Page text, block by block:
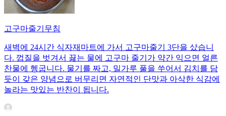
고구마줄기무침
새벽에 24시간 식자재마트에 가서 고구마줄기 3단을 샀습니
다. 껍질을 벗겨서 끓는 물에 고구마 줄기가 약간 익으면 얼른
찬물에 헹굽니다. 물기를 짜고, 밀가루 풀을 쑤어서 김치를 담
듯이 갖은 양념으로 버무리면 자연적인 단맛과 아삭한 식감에
놀라는 맛있는 반찬이 됩니다.